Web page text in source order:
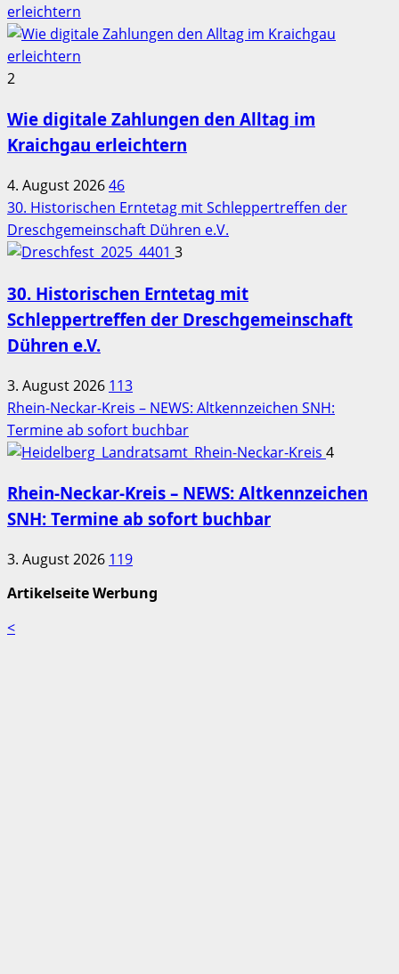
erleichtern
2
Wie digitale Zahlungen den Alltag im
Kraichgau erleichtern
4. August 202646
30. Historischen Erntetag mit Schleppertreffen der
Dreschgemeinschaft Dühren e.V.
3
30. Historischen Erntetag mit
Schleppertreffen der Dreschgemeinschaft
Dühren e.V.
3. August 2026 113
Rhein-Neckar-Kreis – NEWS: Altkennzeichen SNH:
Termine ab sofort buchbar
4
Rhein-Neckar-Kreis – NEWS: Altkennzeichen
SNH: Termine ab sofort buchbar
3. August 2026 119
Artikelseite Werbung
<